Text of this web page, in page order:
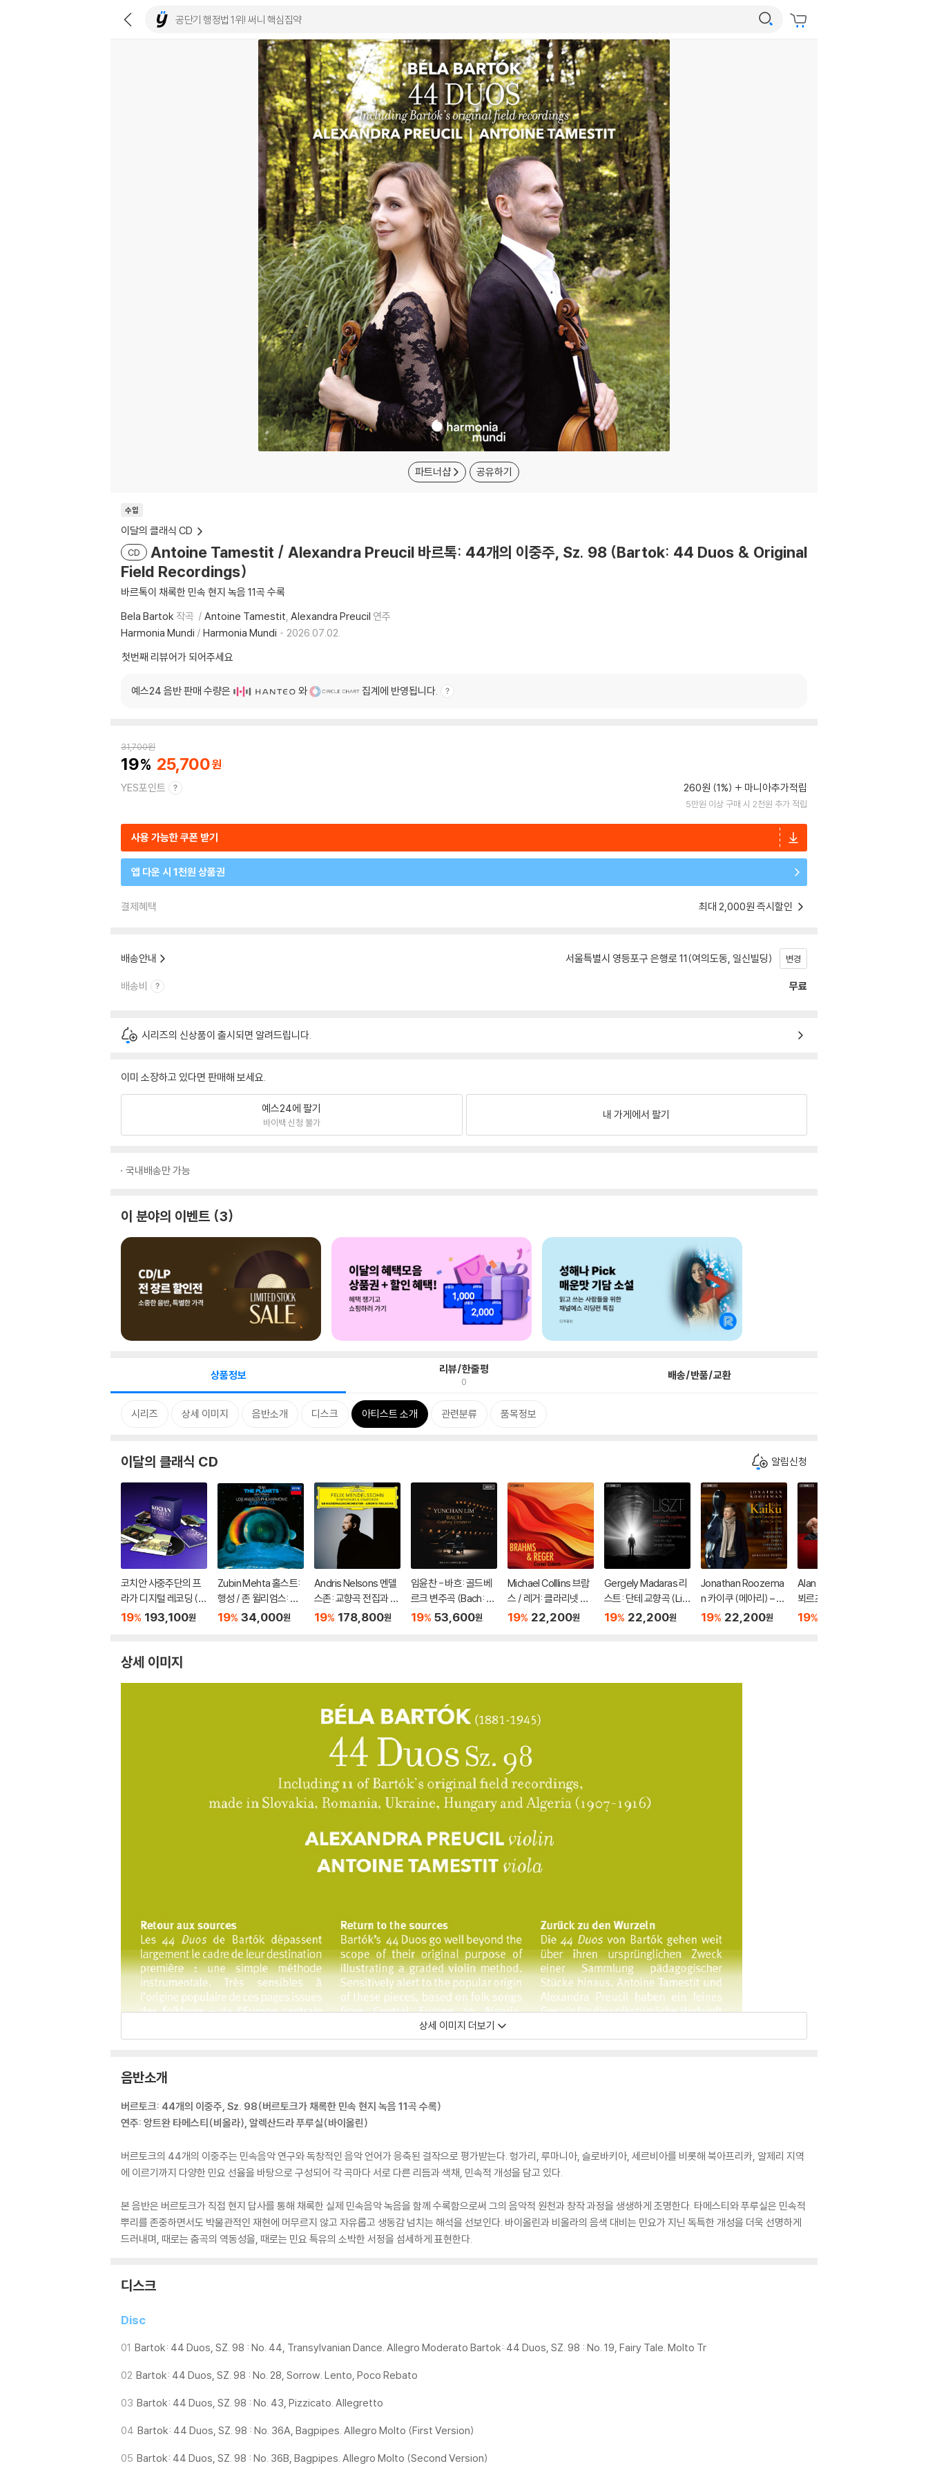
파트너샵 공유하기
수입
이달의 클래식 CD
CD
Antoine Tamestit / Alexandra Preucil 바르톡: 44개의 이중주, Sz. 98 (Bartok: 44 Duos & Original
Field Recordings)
바르톡이 채록한 민속 현지 녹음 11곡 수록
Bela Bartok 작곡 Antoine Tamestit Alexandra Preucil 연주
Harmonia Mundi / Harmonia Mundi
2026.07.02.
첫번째 리뷰어가 되어주세요
예스24 음반 판매 수량은 와 집계에 반영됩니다.
31,700원
19 25,700
YES포인트 260원 (1%) 마니아추가적립
5만원 이상 구매 시 2천원 추가 적립
사용 가능한 쿠폰 받기
앱 다운 시 1천원 상품권
결제혜택 최대 2,000원 즉시할인
배송안내 서울특별시 영등포구 은행로 11(여의도동, 일신빌딩) 변경
배송비 무료
시리즈의 신상품이 출시되면 알려드립니다.
이미 소장하고 있다면 판매해 보세요.
예스24에 팔기
바이백 신청 불가
내 가게에서 팔기
국내배송만 가능
이 분야의 이벤트 3
상품정보 리뷰/한줄평
0 배송/반품/교환
시리즈 상세 이미지 음반소개 디스크 아티스트 소개 관련분류 품목정보
이달의 클래식 CD 알림신청
코치안 사중주단의 프
라가 디지털 레코딩 (1
996~2010) (The Co
D]
19% 193,100원
Zubin Mehta 홀스트:
행성 / 존 윌리엄스: 스
타워즈 모음곡 (Gusta
19% 34,000원
Andris Nelsons 멘델
스존: 교향곡 전집과 오
라토리오 (Mendelss
19% 178,800원
임윤찬 - 바흐: 골드베
르크 변주곡 (Bach: G
oldberg Variations)
19% 53,600원
Michael Colllins 브람
스 / 레거: 클라리넷 오
중주 (Brahms / Rege
19% 22,200원
Gergely Madaras 리
스트: 단테 교향곡 (Lis
zt: Dante Symphon
19% 22,200원
Jonathan Roozema
n 카이쿠 (메아리) – 핀
란드 현대 첼로 작품 (K
19% 22,200원
Alan Gilbert 다니엘
뵈르츠: 독주자를 위한
이중 협주곡 (Daniel B
19%
상세 이미지
상세 이미지 더보기
음반소개
버르토크: 44개의 이중주, Sz. 98(버르토크가 채록한 민속 현지 녹음 11곡 수록)
연주: 앙트완 타메스티(비올라), 알렉산드라 푸루실(바이올린)
버르토크의 44개의 이중주는 민속음악 연구와 독창적인 음악 언어가 응축된 걸작으로 평가받는다. 헝가리, 루마니아, 슬로바키아, 세르비아를 비롯해 북아프리카, 알제리 지역
에 이르기까지 다양한 민요 선율을 바탕으로 구성되어 각 곡마다 서로 다른 리듬과 색채, 민속적 개성을 담고 있다.
본 음반은 버르토크가 직접 현지 답사를 통해 채록한 실제 민속음악 녹음을 함께 수록함으로써 그의 음악적 원천과 창작 과정을 생생하게 조명한다. 타메스티와 푸루실은 민속적
뿌리를 존중하면서도 박물관적인 재현에 머무르지 않고 자유롭고 생동감 넘치는 해석을 선보인다. 바이올린과 비올라의 음색 대비는 민요가 지닌 독특한 개성을 더욱 선명하게
드러내며, 때로는 춤곡의 역동성을, 때로는 민요 특유의 소박한 서정을 섬세하게 표현한다.
디스크
Disc
01 Bartok: 44 Duos, SZ. 98 : No. 44, Transylvanian Dance. Allegro Moderato Bartok: 44 Duos, SZ. 98 : No. 19, Fairy Tale. Molto Tr
02 Bartok: 44 Duos, SZ. 98 : No. 28, Sorrow. Lento, Poco Rebato
03 Bartok: 44 Duos, SZ. 98 : No. 43, Pizzicato. Allegretto
04 Bartok: 44 Duos, SZ. 98 : No. 36A, Bagpipes. Allegro Molto (First Version)
05 Bartok: 44 Duos, SZ. 98 : No. 36B, Bagpipes. Allegro Molto (Second Version)